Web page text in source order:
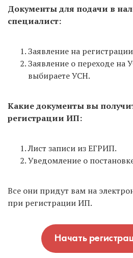
Документы для подачи в
специалист:
Заявление на
Заявление о переходе на
выбираете УСН.
Какие документы вы
регистрации ИП:
Лист записи из ЕГРИП.
Уведомление о
Все они придут вам на
при регистрации ИП.
Начать